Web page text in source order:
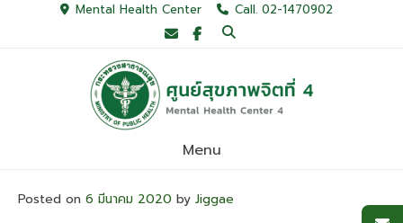
Mental Health Center Call. 02-1470902
Menu
Posted on 6 มีนาคม 2020 by Jiggae